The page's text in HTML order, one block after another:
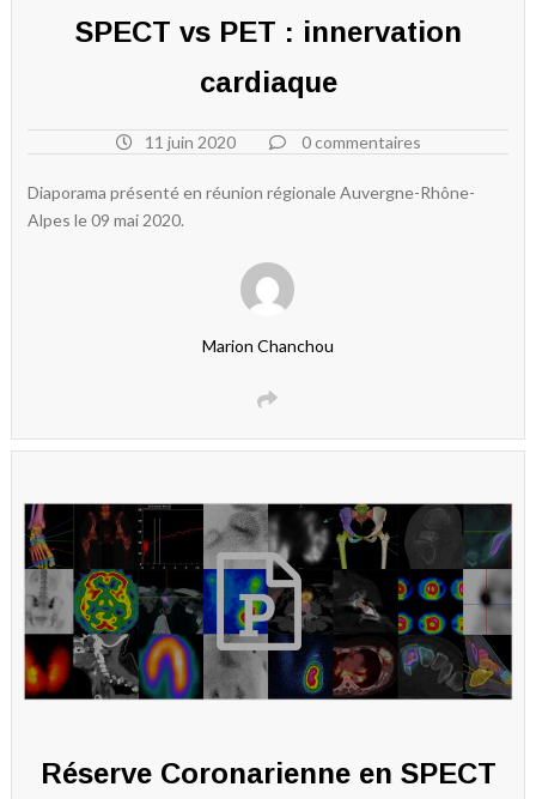
SPECT vs PET : innervation
cardiaque
11 juin 2020 0 commentaires
Diaporama présenté en réunion régionale Auvergne-Rhône-
Alpes le 09 mai 2020.
Marion Chanchou
Réserve Coronarienne en SPECT